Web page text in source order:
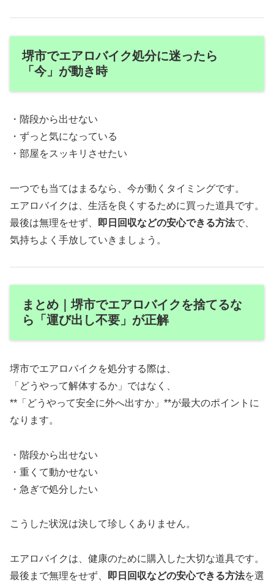
堺市でエアロバイク処分に迷ったら
「今」が動き時
・階段から出せない
・ずっと気になっている
・部屋をスッキリさせたい
一つでも当てはまるなら、今が動くタイミングです。
エアロバイクは、生活を良くするために買った道具です。
最後は無理をせず、
即日回収などの安心できる方法で、
気持ちよく手放していきましょう。
まとめ｜堺市でエアロバイクを捨てるな
ら「運び出し不要」が正解
堺市でエアロバイクを処分する際は、
「どうやって解体するか」ではなく、
**「どうやって安全に外へ出すか」**が最大のポイントに
なります。
・階段から出せない
・重くて動かせない
・急ぎで処分したい
こうした状況は決して珍しくありません。
エアロバイクは、健康のために購入した大切な道具です。
最後まで無理をせず、
即日回収などの安心できる方法を選